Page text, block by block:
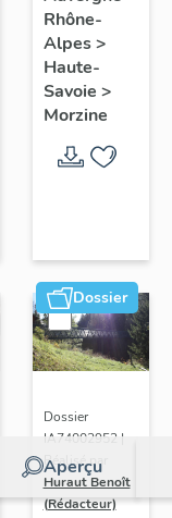
Panosse
Rhône-
Alpes>
Haute-
Savoie >
Morzine
Dossier
Aperçu
Dossier
IA74002952 |
Réalisé par
Huraut Benoît
(Rédacteur)